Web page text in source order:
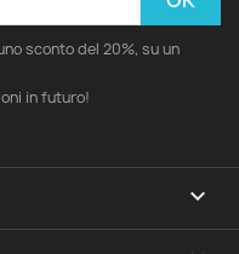
sconto del 20%, su un
in futuro!
